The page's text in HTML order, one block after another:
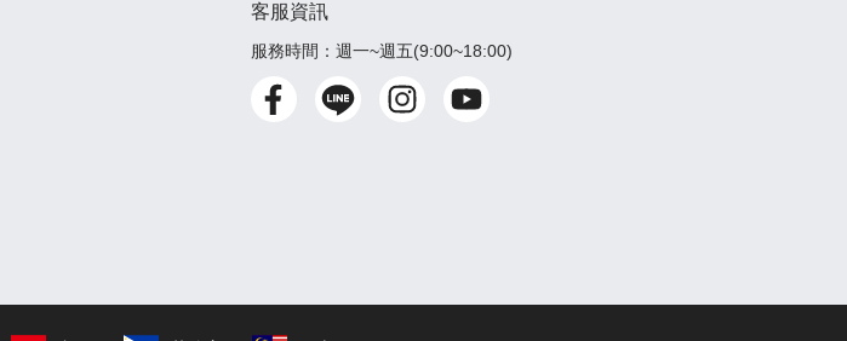
客服資訊
服務時間：週一~週五(9:00~18:00)